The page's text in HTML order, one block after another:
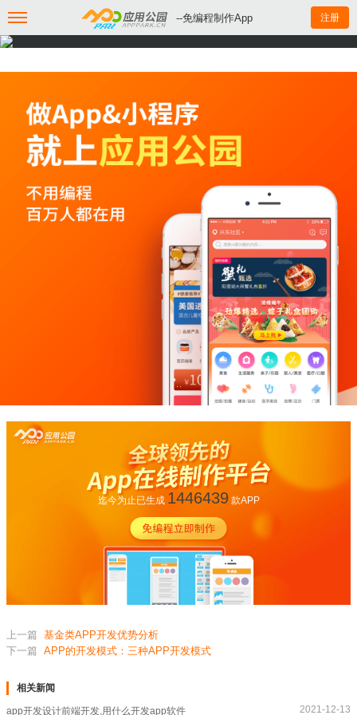
--免编程制作App 注册
迄今为止已生成 1446439款APP
上一篇 基金类APP开发优势分析
下一篇 APP的开发模式：三种APP开发模式
相关新闻
app开发设计前端开发,用什么开发app软件 2021-12-13